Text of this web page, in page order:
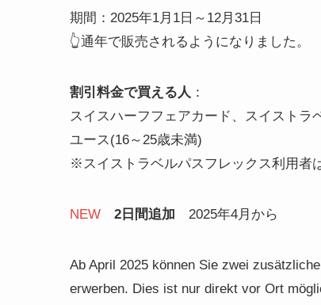
期間：2025年1月1日～12月31日
👆通年で販売されるようになりました。
割引料金で買える人 ：
スイスハーフフェアカード、スイストラ
ユース(16～25歳未満)
※スイストラベルパスフレックス利用者
NEW 2日間追加 2025年4月から
Ab April 2025 können Sie zwei
erwerben. Dies ist nur direkt vor Ort